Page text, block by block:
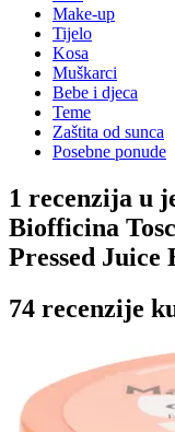
Make-up
Tijelo
Kosa
Muškarci
Bebe i djeca
Teme
Zaštita od sunca
Posebne ponude
1 recenzija u
Biofficina
Pressed
74 recenzije